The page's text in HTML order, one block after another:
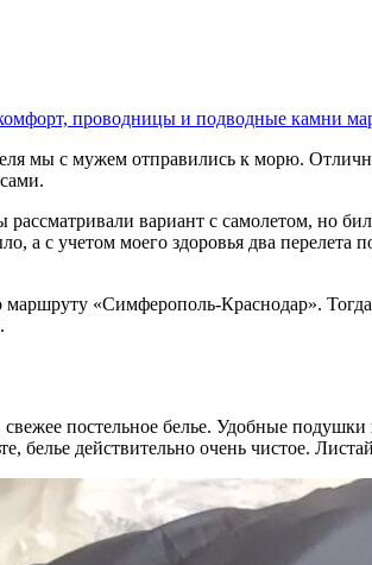
проводницы и подводные камни
мы с мужем отправились к морю.
вариант с самолетом, но
а с учетом моего здоровья два
«Симферополь-Краснодар».
постельное белье. Удобные
белье действительно очень чистое.